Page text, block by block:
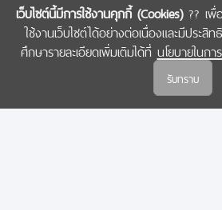
เว็บไซต์นี้มีการใช้งานคุกกี้ (Cookies)?? เพื่
ใช้งานเว็บไซต์ได้อย่างต่อเนื่องและมีประ
ศึกษารายละเอียดเพิ่มเติมได้ที่ นโยบายในก
รับทราบ
COPYRIGHT © 2022 สำนักงานคณะกรรมการส่งเส
(สกสว.)
นโยบายในการคุ้มครองข้อมูลส่ว